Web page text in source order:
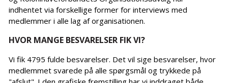
indhentet via forskellige former for interviews med
medlemmer i alle lag af organisationen.
HVOR MANGE BESVARELSER FIK VI?
Vi fik 4795 fulde besvarelser. Det vil sige besvarelser, hvor
medlemmet svarede på alle spørgsmål og trykkede på